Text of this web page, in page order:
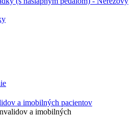
a imobilných pacientov
a imobilných